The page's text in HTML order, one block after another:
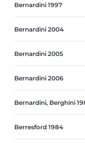
Bernardini 1997
Bernardini 2004
Bernardini 2005
Bernardini 2006
Bernardini, Berghini
Berresford 1984